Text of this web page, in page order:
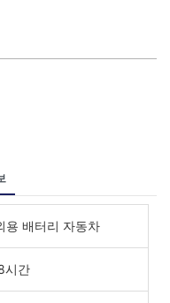
용 배터리 자동차
시간